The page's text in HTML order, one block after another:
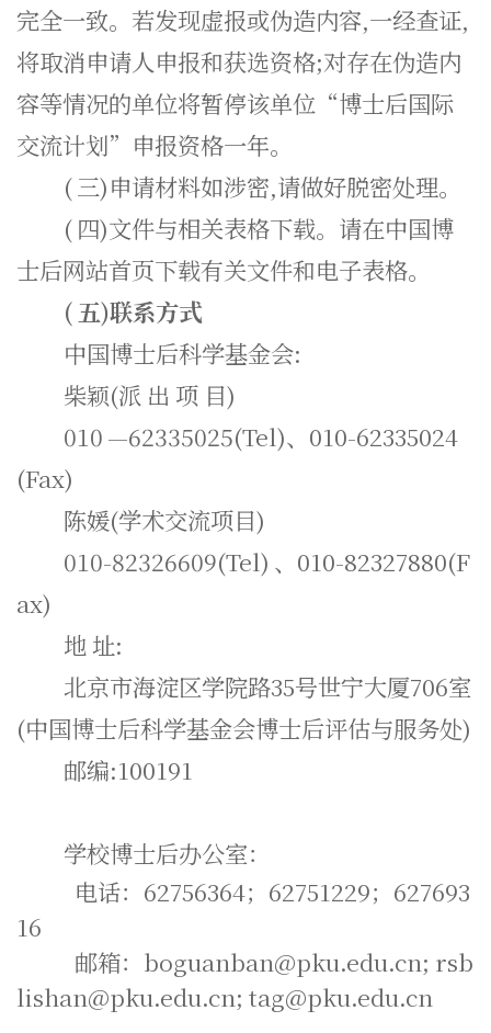
完全一致。若发现虚报或伪造内容,一经查证,
将取消申请人申报和获选资格;对存在伪造内
容等情况的单位将暂停该单位“博士后国际
交流计划”申报资格一年。
( 三)申请材料如涉密,请做好脱密处理。
( 四)文件与相关表格下载。请在中国博
士后网站首页下载有关文件和电子表格。
( 五)联系方式
中国博士后科学基金会:
柴颖(派 出 项 目)
010—62335025(Tel)、010-62335024
(Fax)
陈媛(学术交流项目)
010-82326609(Tel) 、010-82327880(F
ax)
地 址:
北京市海淀区学院路35号世宁大厦706室
(中国博士后科学基金会博士后评估与服务处)
邮编:100191
学校博士后办公室：
电话：62756364；62751229；627693
16
邮箱：boguanban@pku.edu.cn; rsb
lishan@pku.edu.cn; tag@pku.edu.cn